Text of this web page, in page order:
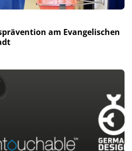
am Evangelischen